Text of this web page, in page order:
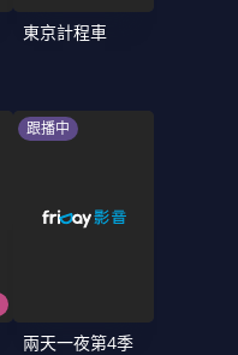
東京計程車
跟播中
兩天一夜第4季